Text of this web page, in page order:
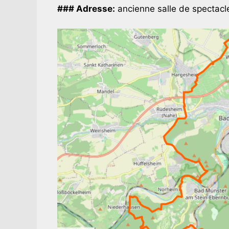
### Adresse: ancienne salle de